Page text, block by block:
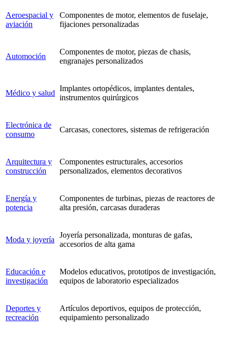
Aeroespacial y
aviación
Componentes de motor, elementos de fuselaje,
fijaciones personalizadas
Automoción
Componentes de motor, piezas de chasis,
engranajes personalizados
Médico y salud
Implantes ortopédicos, implantes dentales,
instrumentos quirúrgicos
Electrónica de
consumo
Carcasas, conectores, sistemas de refrigeración
Arquitectura y
construcción
Componentes estructurales, accesorios
personalizados, elementos decorativos
Energía y
potencia
Componentes de turbinas, piezas de reactores de
alta presión, carcasas duraderas
Moda y joyería
Joyería personalizada, monturas de gafas,
accesorios de alta gama
Educación e
investigación
Modelos educativos, prototipos de investigación,
equipos de laboratorio especializados
Deportes y
recreación
Artículos deportivos, equipos de protección,
equipamiento personalizado